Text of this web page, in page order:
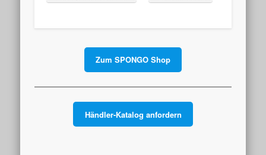
Zum SPONGO Shop
Händler-Katalog anfordern